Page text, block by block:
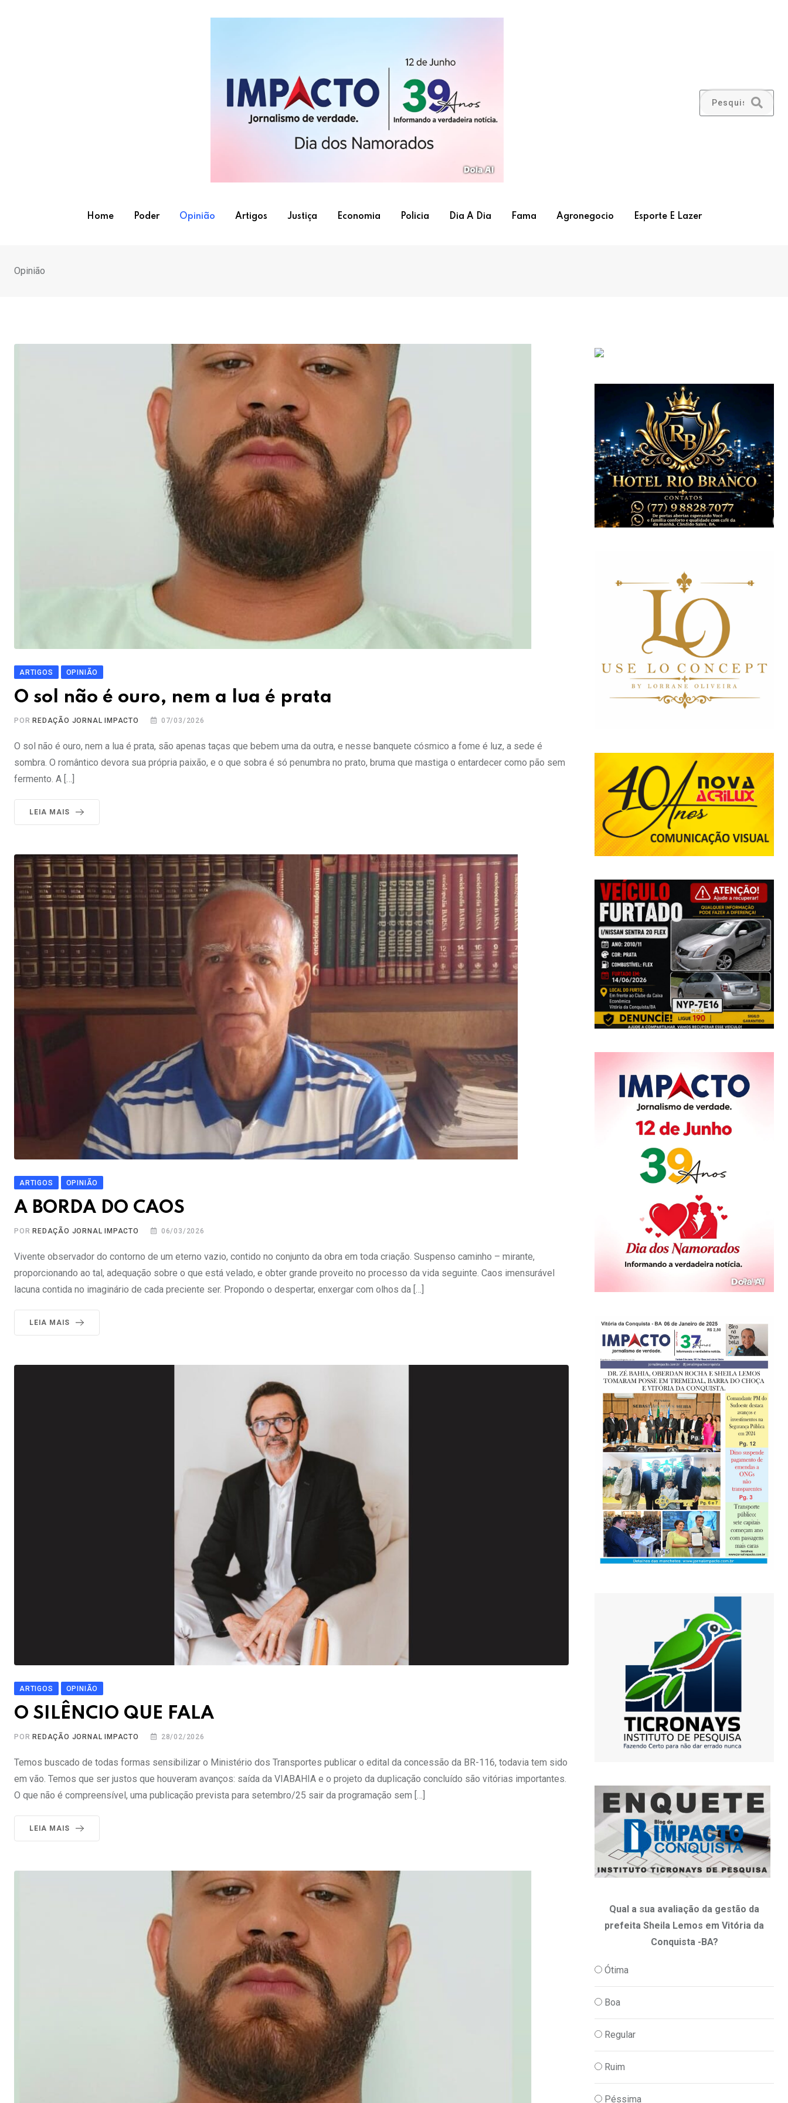
Home Poder Opinião Artigos Justiça Economia Policia Dia A Dia Fama Agronegocio Esporte E Lazer
Opinião
ARTIGOS OPINIÃO
O sol não é ouro, nem a lua é prata
POR REDAÇÃO JORNAL IMPACTO 07/03/2026
O sol não é ouro, nem a lua é prata, são apenas taças que bebem uma da outra, e nesse banquete cósmico a fome é luz, a sede é
sombra. O romântico devora sua própria paixão, e o que sobra é só penumbra no prato, bruma que mastiga o entardecer como pão sem
fermento. A […]
LEIA MAIS
ARTIGOS OPINIÃO
A BORDA DO CAOS
POR REDAÇÃO JORNAL IMPACTO 06/03/2026
Vivente observador do contorno de um eterno vazio, contido no conjunto da obra em toda criação. Suspenso caminho – mirante,
proporcionando ao tal, adequação sobre o que está velado, e obter grande proveito no processo da vida seguinte. Caos imensurável
lacuna contida no imaginário de cada preciente ser. Propondo o despertar, enxergar com olhos da […]
LEIA MAIS
ARTIGOS OPINIÃO
O SILÊNCIO QUE FALA
POR REDAÇÃO JORNAL IMPACTO 28/02/2026
Temos buscado de todas formas sensibilizar o Ministério dos Transportes publicar o edital da concessão da BR-116, todavia tem sido
em vão. Temos que ser justos que houveram avanços: saída da VIABAHIA e o projeto da duplicação concluído são vitórias importantes.
O que não é compreensível, uma publicação prevista para setembro/25 sair da programação sem […]
LEIA MAIS
Qual a sua avaliação da gestão da
prefeita Sheila Lemos em Vitória da
Conquista -BA?
Ótima
Boa
Regular
Ruim
Péssima